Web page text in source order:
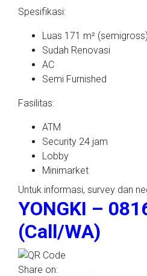
Spesifikasi:
Luas 171 m² (semigross)
Sudah Renovasi
AC
Semi Furnished
Fasilitas:
ATM
Security 24 jam
Lobby
Minimarket
Untuk informasi, survey dan
YONGKI –
(Call/WA)
Share on: